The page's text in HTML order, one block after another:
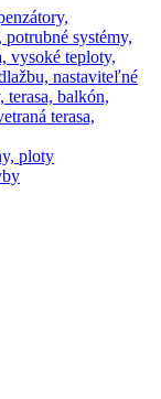
systémy,
vysoké teploty,
nastaviteľné
terasa, balkón,
terasa,
ploty